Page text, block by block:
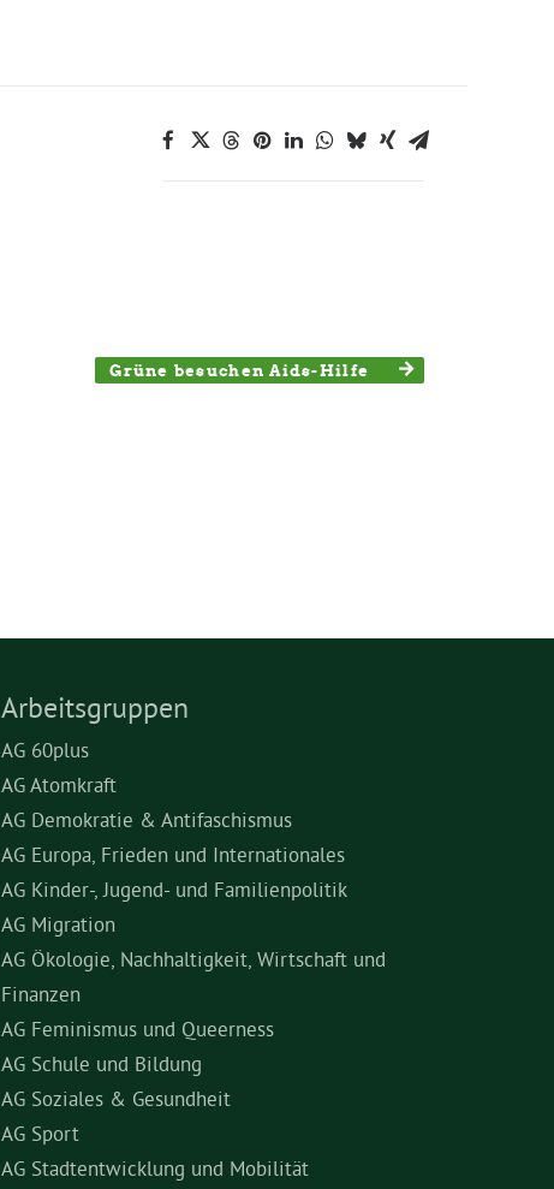
Grüne besuchen Aids-Hilfe
Arbeitsgruppen
AG 60plus
AG Atomkraft
AG Demokratie & Antifaschismus
AG Europa, Frieden und Internationales
AG Kinder-, Jugend- und Familienpolitik
AG Migration
AG Ökologie, Nachhaltigkeit, Wirtschaft und
Finanzen
AG Feminismus und Queerness
AG Schule und Bildung
AG Soziales & Gesundheit
AG Sport
AG Stadtentwicklung und Mobilität